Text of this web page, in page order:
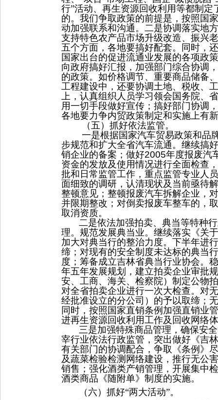
行”活动、再生资源回收利用等都制
的。我们争取政策的前提是，按照国
动加强联系和沟通。二是协调落实地
支持特色农产品市场升级改造、振兴
五个方面，各地要搞好配套。同时，
国家出台的促进流通业发展的各项政
向政府搞好汇报，加强部门综合协调
的政策。如价格调节、重要商品储备
工程建设中，还要协调土地、税收、
上，认真组织人员学习领会国务院、
用一切手段做好宣传；搞好部门协调
各地要力争内贸政策制定和实施上有
（五）抓好依法监管。
一是根据国家汽车贸易政策和品
步规范和扩大全省汽车流通。继续搞
销企业的备案；做好2005年度报废汽
资金的发放及使用情况进行全面检查
批和日常监管工作，重点监管专业人
面细致的调研，认清现状及当前亟待
整顿意见；整顿报废汽车拆解企业，
并限期整改；对倒卖报废车整车的，
取消资质。
二是依法加强拍卖、典当等特种
理。规范发展典当业。继续落实《关
加大对典当行的整治力度。下半年进
缔；对现有的安全制度未达标的典当
度；筹备成立吉林省典当行业协会。
年五年发展规划，建立拍卖企业审批
安、工商、海关、检察院）制定公物
对全省拍卖企业进行一次大检查。对
经批准设立的分公司）的予以取缔；
同时，按照国家直销条例加强直销业
进再生资源回收利用工作及回收网络
三是加强特殊商品管理，确保安
宰行业依法行政监管，突出做好《吉
有关部门的协调配合，争取《条例》
及蔬菜检验检测网络建设，推行无公
销售；强化酒类产销管理，开展集中
酒类商品《随附单》制度的实施。
（六）抓好“两大活动”。